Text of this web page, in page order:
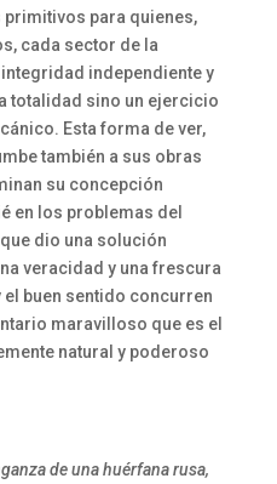
para quienes,
cada sector de la
independiente y
totalidad sino un ejercicio
Esta forma de ver,
también a sus obras
su concepción
en los problemas del
dio una solución
veracidad y una frescura
el buen sentido concurren
maravilloso que es el
natural y poderoso
de una huérfana rusa,